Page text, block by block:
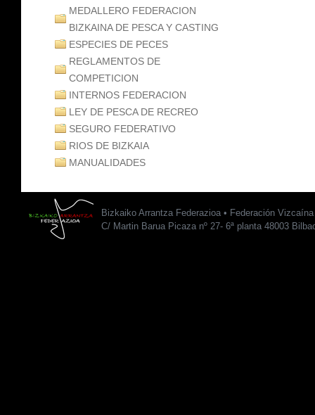
MEDALLERO FEDERACION
BIZKAINA DE PESCA Y CASTING
ESPECIES DE PECES
REGLAMENTOS DE
COMPETICION
INTERNOS FEDERACION
LEY DE PESCA DE RECREO
SEGURO FEDERATIVO
RIOS DE BIZKAIA
MANUALIDADES
Bizkaiko Arrantza Federazioa • Federación
C/ Martin Barua Picaza nº 27- 6ª planta 48003